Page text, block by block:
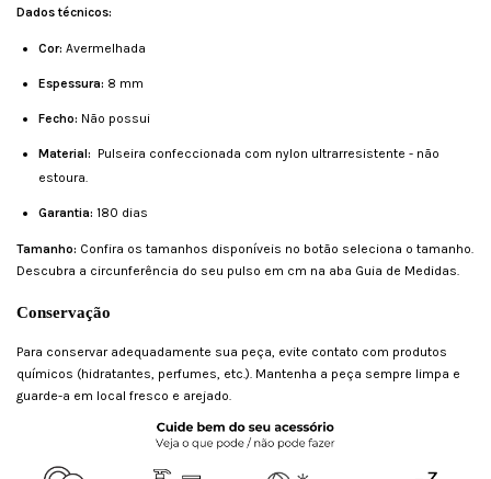
Dados técnicos:
Cor: Avermelhada
Espessura: 8 mm
Fecho: Não possui
Material: Pulseira confeccionada com nylon ultrarresistente - não
estoura.
Garantia: 180 dias
Tamanho: Confira os tamanhos disponíveis no botão seleciona o tamanho.
Descubra a circunferência do seu pulso em cm na aba Guia de Medidas.
Conservação
Para conservar adequadamente sua peça, evite contato com produtos
químicos (hidratantes, perfumes, etc.). Mantenha a peça sempre limpa e
guarde-a em local fresco e arejado.